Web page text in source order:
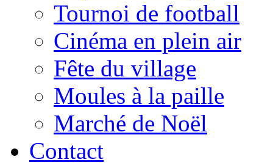
Tournoi de football
Cinéma en plein air
Fête du village
Moules à la paille
Marché de Noël
Contact